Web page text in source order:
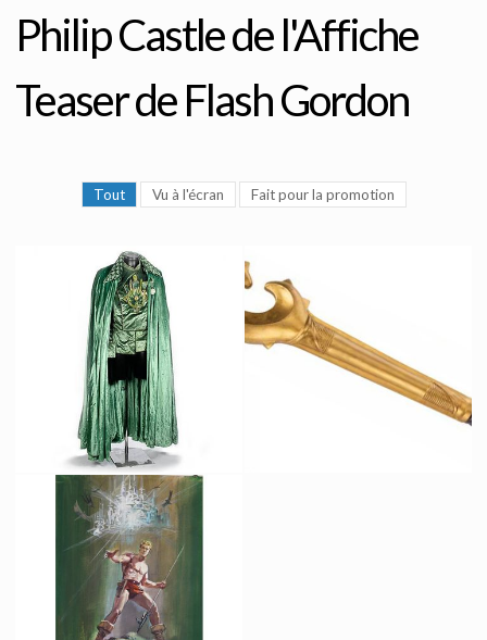
Philip Castle de l'Affiche
Teaser de Flash Gordon
Tout Vu à l'écran Fait pour la promotion
Costume Original du Prince Barin (Timothy Dalton)
Vu à l'écran